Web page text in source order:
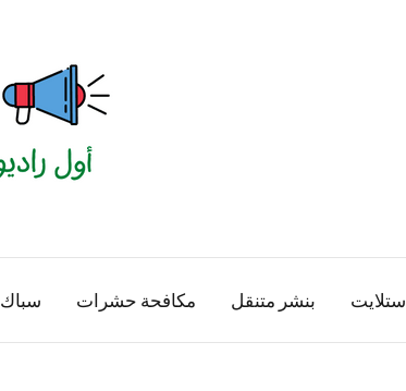
ستلايت بنشر متنقل مكافحة حشرات سباك